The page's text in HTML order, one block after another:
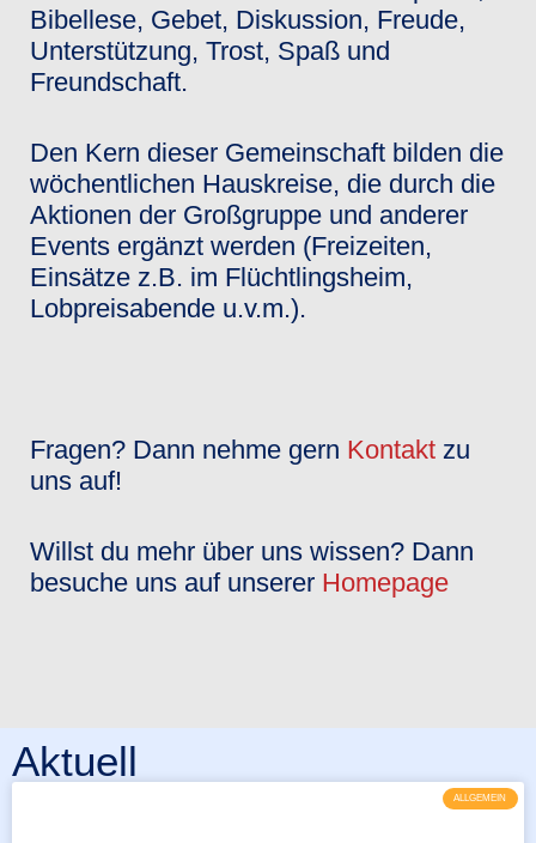
Bibellese, Gebet, Diskussion, Freude,
Unterstützung, Trost, Spaß und
Freundschaft.
Den Kern dieser Gemeinschaft bilden die
wöchentlichen Hauskreise, die durch die
Aktionen der Großgruppe und anderer
Events ergänzt werden (Freizeiten,
Einsätze z.B. im Flüchtlingsheim,
Lobpreisabende u.v.m.).
Fragen? Dann nehme gern Kontakt zu
uns auf!
Willst du mehr über uns wissen? Dann
besuche uns auf unserer Homepage
Aktuell
ALLGEMEIN